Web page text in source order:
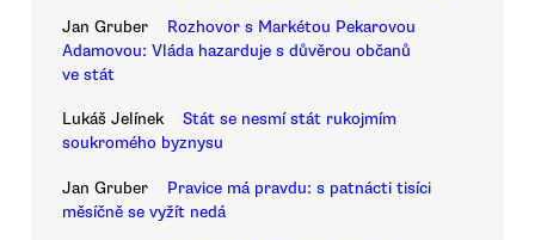
Jan Gruber
Rozhovor s Markétou Pekarovou
Adamovou: Vláda hazarduje s důvěrou občanů
ve stát
Lukáš Jelínek
Stát se nesmí stát rukojmím
soukromého byznysu
Jan Gruber
Pravice má pravdu: s patnácti tisíci
měsíčně se vyžít nedá